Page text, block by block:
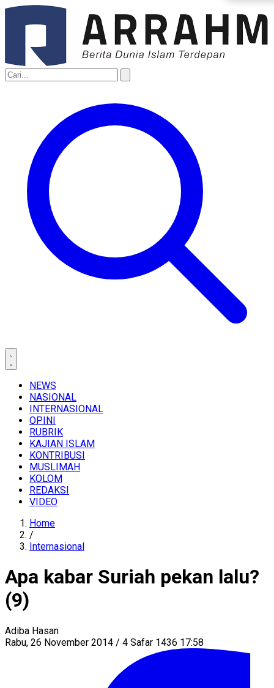
NEWS
NASIONAL
INTERNASIONAL
OPINI
RUBRIK
KAJIAN ISLAM
KONTRIBUSI
MUSLIMAH
KOLOM
REDAKSI
VIDEO
Home
/
Internasional
Apa kabar Suriah pekan lalu?
(9)
Adiba Hasan
Rabu, 26 November 2014 / 4 Safar 1436 17:58